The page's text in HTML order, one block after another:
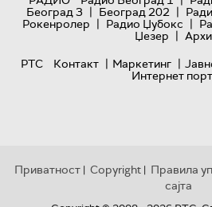
Београд 3 | Београд 202 |
Рокенролер | Радио Џубокс |
Џезер |
РТС
Контакт | Маркетинг |
Интернет
Приватност | Copyright | Правила
сајта